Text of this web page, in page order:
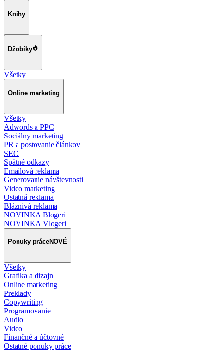
Knihy
Džobíky
Všetky
Online marketing
Všetky
Adwords a PPC
Sociálny marketing
PR a postovanie článkov
SEO
Spätné odkazy
Emailová reklama
Generovanie návštevnosti
Video marketing
Ostatná reklama
Bláznivá reklama
NOVINKA Blogeri
NOVINKA Vlogeri
Ponuky práceNOVÉ
Všetky
Grafika a dizajn
Online marketing
Preklady
Copywriting
Programovanie
Audio
Video
Finančné a účtovné
Ostatné ponuky práce